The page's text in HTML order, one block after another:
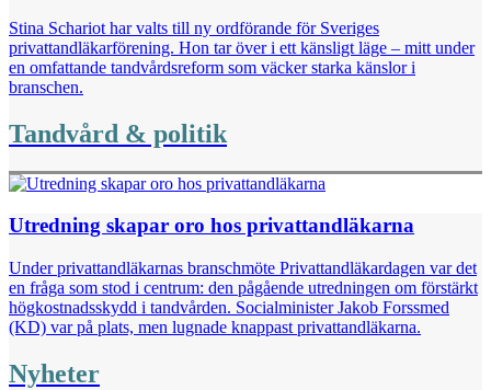
Stina Schariot har valts till ny ordförande för Sveriges
privattandläkarförening. Hon tar över i ett känsligt läge – mitt under
en omfattande tandvårdsreform som väcker starka känslor i
branschen.
Tandvård & politik
Utredning skapar oro hos privattandläkarna
Under privattandläkarnas branschmöte Privattandläkardagen var det
en fråga som stod i centrum: den pågående utredningen om förstärkt
högkostnadsskydd i tandvården. Socialminister Jakob Forssmed
(KD) var på plats, men lugnade knappast privattandläkarna.
Nyheter